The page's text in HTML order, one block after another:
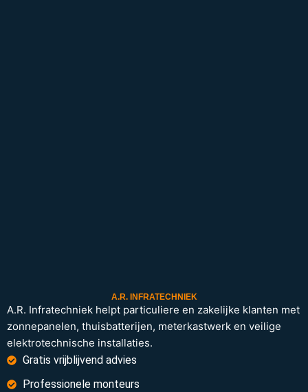
A.R. INFRATECHNIEK
A.R. Infratechniek helpt particuliere en zakelijke klanten met
zonnepanelen, thuisbatterijen, meterkastwerk en veilige
elektrotechnische installaties.
Gratis vrijblijvend advies
Professionele monteurs